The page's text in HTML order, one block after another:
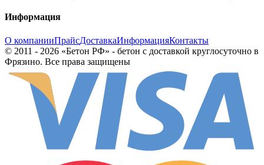
Информация
О компанииПрайсДоставкаИнформацияКонтакты
© 2011 - 2026 «Бетон РФ» - бетон с доставкой круглосуточно в
Фрязино. Все права защищены